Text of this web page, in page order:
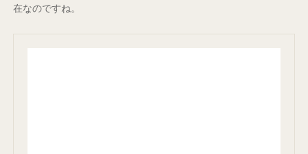
在なのですね。